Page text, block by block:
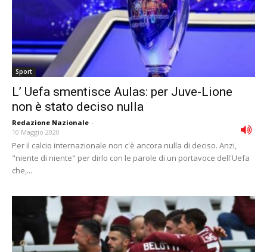
Sport
L’ Uefa smentisce Aulas: per Juve-Lione
non è stato deciso nulla
Redazione Nazionale -
10 Maggio 2020
Per il calcio internazionale non c'è ancora nulla di deciso. Anzi,
"niente di niente" per dirlo con le parole di un portavoce dell'Uefa
che,...